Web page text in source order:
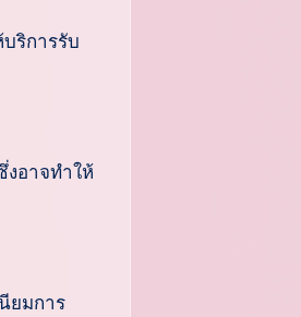
ริการรับ
งอาจทำให้
ยมการ